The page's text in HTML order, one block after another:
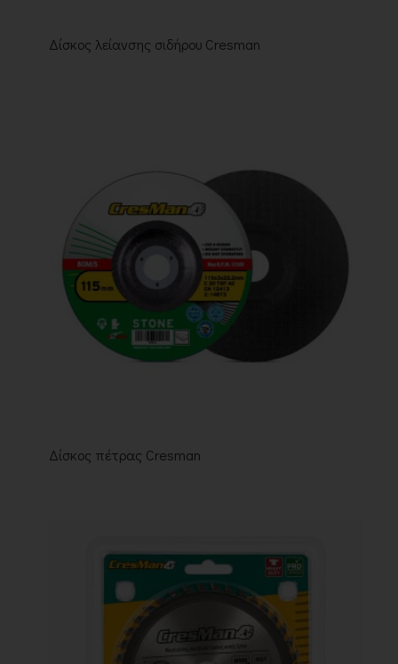
Δίσκος λείανσης σιδήρου Cresman
Δίσκος πέτρας Cresman